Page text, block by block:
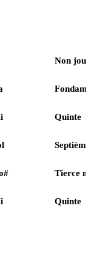
Non
Quinte
Tierce
Quinte